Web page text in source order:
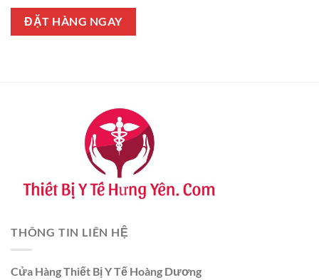
là:
2.200.000 ₫.
tại
là:
2.050.000 ₫.
ĐẶT HÀNG NGAY
THÔNG TIN LIÊN HỆ
Cửa Hàng Thiết Bị Y Tế Hoàng Dương